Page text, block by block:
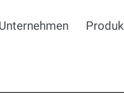
Unternehmen